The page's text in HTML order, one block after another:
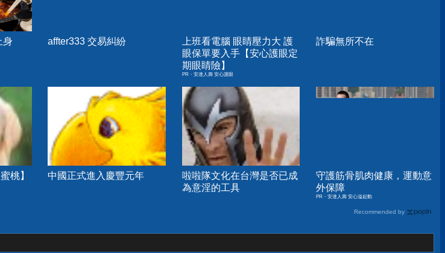
身 affter333 交易糾紛
上班看電腦 眼睛壓力大 護
眼保單要入手【安心護眼定
期眼睛險】
PR・安達人壽 安心護眼
詐騙無所不在
桃】
中國正式進入慶豐元年
啦啦隊文化在台灣是否已成
為意淫的工具
守護筋骨肌肉健康，運動意
外保障
PR・安達人壽 安心溢起動
Recommended by